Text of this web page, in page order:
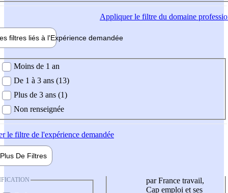
Appliquerle filtre du domaine
filtres liés à l'Expérience demandée
demandée
Moins de 1 an
De 1 à 3 ans (13)
Plus de 3 ans (1)
Non renseignée
le filtre de l'expérience demandée
Plus De Filtres
par France travail,
Cap emploi et ses